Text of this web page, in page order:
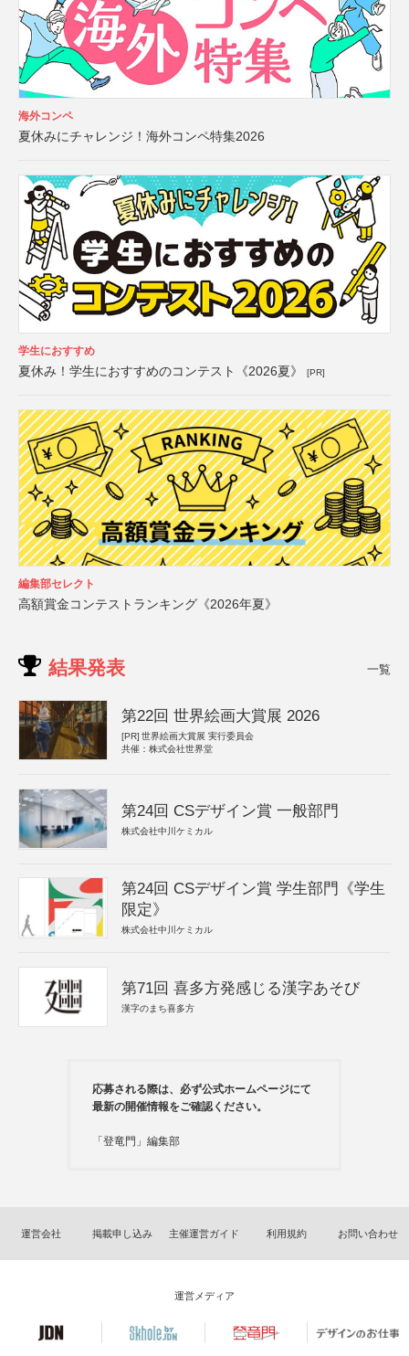
海外コンペ
夏休みにチャレンジ！海外コンペ特集2026
学生におすすめ
夏休み！学生におすすめのコンテスト《2026夏》 [PR]
編集部セレクト
高額賞金コンテストランキング《2026年夏》
結果発表 一覧
第22回 世界絵画大賞展 2026
[PR] 世界絵画大賞展 実行委員会
共催：株式会社世界堂
第24回 CSデザイン賞 一般部門
株式会社中川ケミカル
第24回 CSデザイン賞 学生部門《学生
限定》
株式会社中川ケミカル
第71回 喜多方発感じる漢字あそび
漢字のまち喜多方
応募される際は、必ず公式ホームページにて
最新の開催情報をご確認ください。
「登竜門」編集部
運営会社 掲載申し込み 主催運営ガイド 利用規約 お問い合わせ
運営メディア